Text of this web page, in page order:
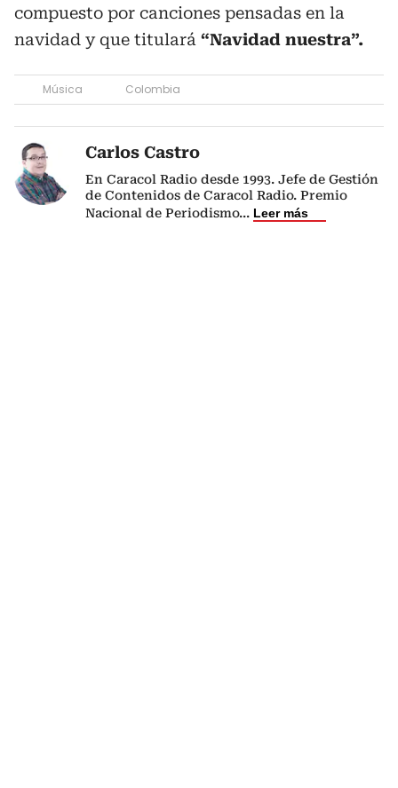
compuesto por canciones pensadas en la
navidad y que titulará “Navidad nuestra”.
Música Colombia
Carlos Castro
En Caracol Radio desde 1993. Jefe de Gestión
de Contenidos de Caracol Radio. Premio
Nacional de Periodismo... Leer más